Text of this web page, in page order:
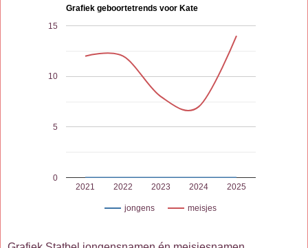
Grafiek geboortetrends voor Kate
jongens meisjes
2021 2022 2023 2024 2025
0
5
10
15